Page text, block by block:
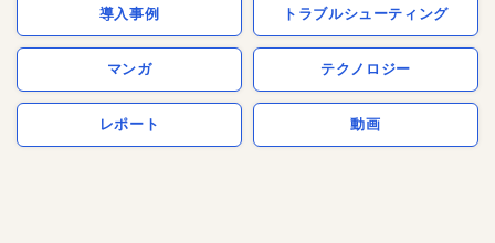
導入事例 トラブルシューティング
マンガ テクノロジー
レポート 動画